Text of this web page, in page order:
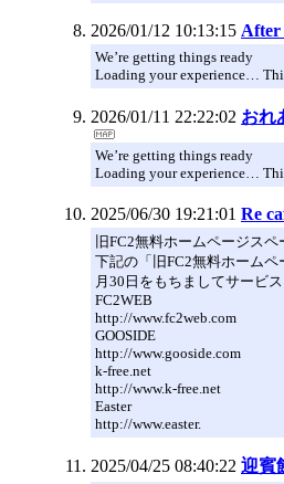
2026/01/12 10:13:15 After
We’re getting things ready
Loading your experience…
2026/01/11 22:22:02 おれ
We’re getting things ready
Loading your experience…
2025/06/30 19:21:01 Re
旧FC2無料ホームページス
下記の「旧FC2無料ホーム
月30日をもちましてサービ
FC2WEB
http://www.fc2web.com
GOOSIDE
http://www.gooside.com
k-free.net
http://www.k-free.net
Easter
http://www.easter.
2025/04/25 08:40:22 迎賓